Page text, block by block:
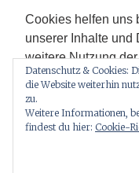
Cookies helfen uns
unserer Inhalte und
weitere Nutzung
der Verwendung
Zur
Juni 2013
Mai 2013
Datenschutz & Cookies:
die Website weiterhin
zu.
Weitere Informationen,
findest du hier: Cookie-